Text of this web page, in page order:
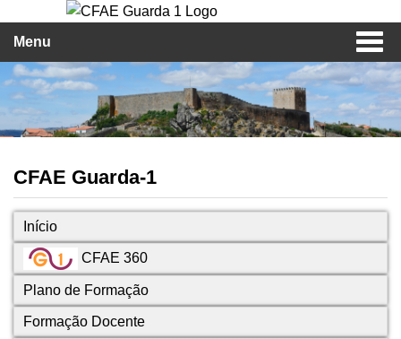
Menu
CFAE Guarda-1
Início
CFAE 360
Plano de Formação
Formação Docente